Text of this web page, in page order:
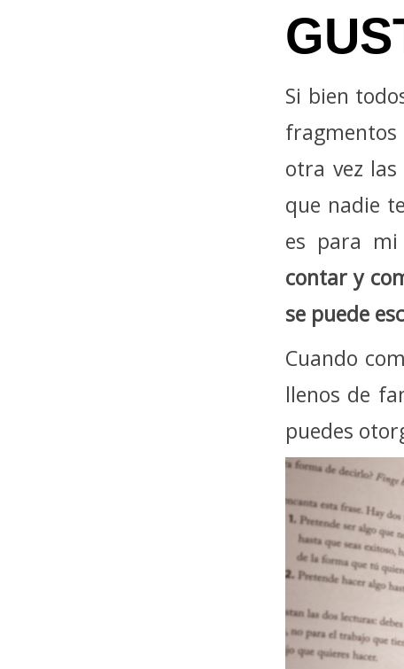
Si bien
otra vez
que nadie
es para mi
contar y
se puede
Cuando
llenos de
puedes